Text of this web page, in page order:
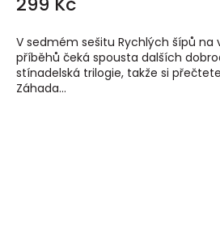
V sedmém sešitu Rychlých šípů
příběhů čeká spousta dalších
stínadelská trilogie, takže si
Záhada...